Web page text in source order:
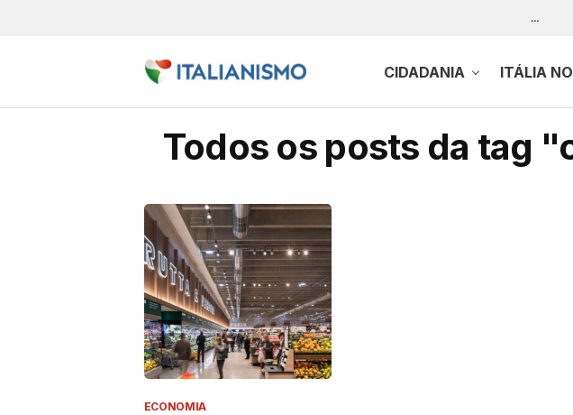
…
CIDADANIA ITÁLIA
Todos os posts da tag
ECONOMIA